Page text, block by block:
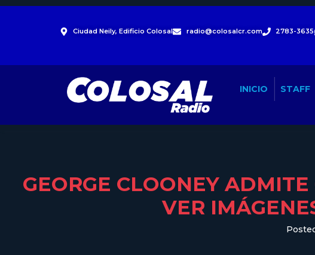
Ciudad Neily, Edificio Colosal radio@colosalcr.com 2783-3635
INICIO STAFF
GEORGE CLOONEY
VER